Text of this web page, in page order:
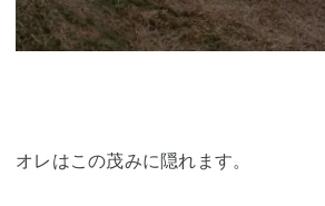
オレはこの茂みに隠れます。